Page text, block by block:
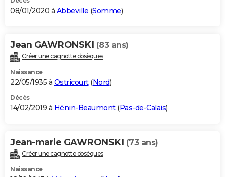
08/01/2020 à Abbeville (Somme)
Jean GAWRONSKI (83 ans)
Créer une cagnotte obsèques
Naissance
22/05/1935 à Ostricourt(Nord)
Décès
14/02/2019 à Hénin-Beaumont(Pas-de-Calais)
Jean-marie GAWRONSKI (73 ans)
Créer une cagnotte obsèques
Naissance